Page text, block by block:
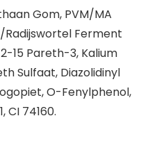
Gom, PVM/MA
Ferment
15 Pareth-3, Kalium
Sulfaat, Diazolidinyl
O-Fenylphenol,
CI 74160.